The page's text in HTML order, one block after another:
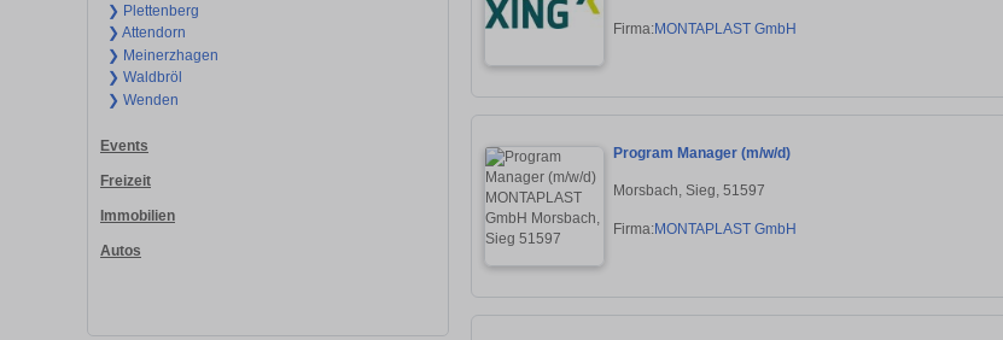
❯ Plettenberg
❯ Attendorn
❯ Meinerzhagen
❯ Waldbröl
❯ Wenden
Events
Freizeit
Immobilien
Autos
Firma:MONTAPLAST GmbH
Program Manager (m/w/d)
Morsbach, Sieg, 51597
Firma:MONTAPLAST GmbH